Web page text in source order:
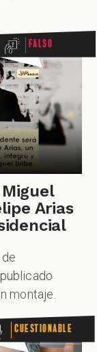
Falso
Arias
montaje.
Cuestionable